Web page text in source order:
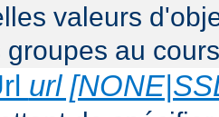
valeurs
groupes au
url